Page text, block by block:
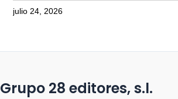
julio 24, 2026
Grupo 28 editores, s.l.